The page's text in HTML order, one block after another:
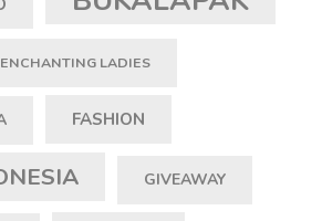
ENCHANTING LADIES
FASHION
GIVEAWAY